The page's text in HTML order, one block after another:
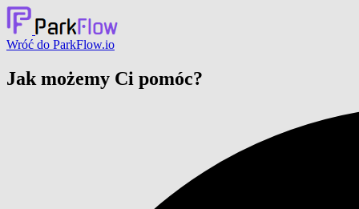
Wróć do ParkFlow.io
Jak możemy Ci pomóc?